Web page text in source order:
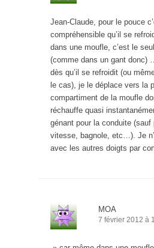
Jean-Claude, pour le pouce
compréhensible qu’il se
dans une moufle, c’est le
(comme dans un gant donc)
dès qu’il se refroidit (ou
le cas), je le déplace vers la
compartiment de la moufle
réchauffe quasi
génant pour la conduite (sauf
vitesse, bagnole, etc…). Je
avec les autres doigts par
MOA
7 février 2012 à